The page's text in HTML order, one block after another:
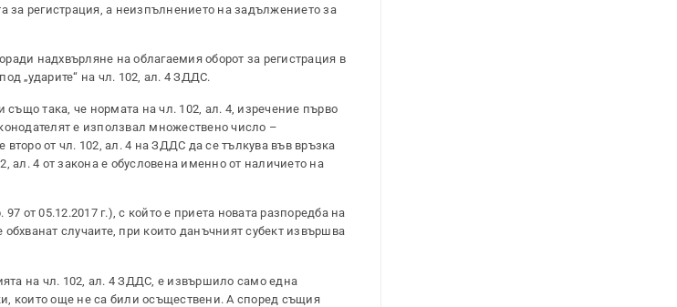
за регистрация, а неизпълнението на задължението за
надхвърляне на облагаемия оборот за регистрация в
„ударите“ на чл. 102, ал. 4 ЗДДС.
също така, че нормата на чл. 102, ал. 4, изречение първо
е използвал множествено число –
второ от чл. 102, ал. 4 на ЗДДС да се тълкува във връзка
ал. 4 от закона е обусловена именно от наличието на
от 05.12.2017 г.), с който е приета новата разпоредба на
случаите, при които данъчният субект извършва
на чл. 102, ал. 4 ЗДДС, е извършило само една
които още не са били осъществени. А според същия